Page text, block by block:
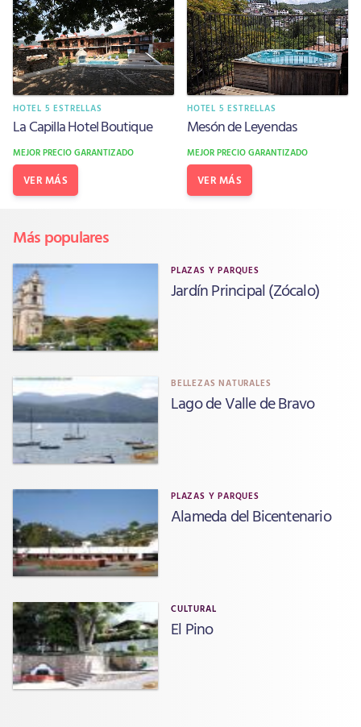
HOTEL 5 ESTRELLAS
La Capilla Hotel Boutique
MEJOR PRECIO GARANTIZADO
VER MÁS
HOTEL 5 ESTRELLAS
Mesón de Leyendas
MEJOR PRECIO GARANTIZADO
VER MÁS
Más populares
PLAZAS Y PARQUES
Jardín Principal (Zócalo)
BELLEZAS NATURALES
Lago de Valle de Bravo
PLAZAS Y PARQUES
Alameda del Bicentenario
CULTURAL
El Pino